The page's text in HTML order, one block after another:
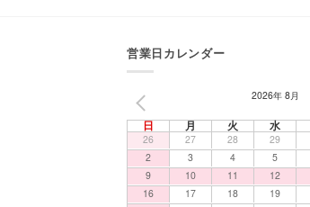
営業日カレンダー
2026年 8月
日 月 火 水
26 27 28 29
2
3 4 5
9
10 11 12
16
17 18 19